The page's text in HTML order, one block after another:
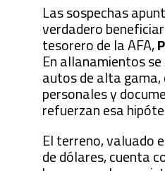
Las sospechas
verdadero
tesorero de la AFA,
En allanamientos
autos de alta
personales y
refuerzan esa
El terreno, valuado
de dólares, cuenta